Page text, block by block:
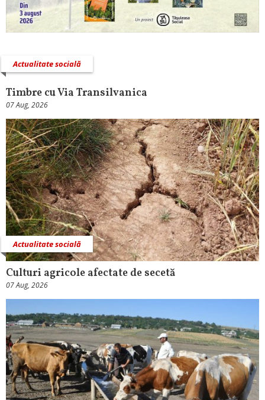
Actualitate socială
Timbre cu Via Transilvanica
07 Aug, 2026
Actualitate socială
Culturi agricole afectate de secetă
07 Aug, 2026